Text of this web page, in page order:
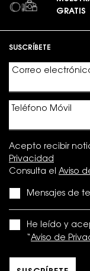
GRATIS
SUSCRÍBETE
Correo
Teléfono Móvil
Acepto recibir
Privacidad
Consulta el Aviso
Mensajes de
He leído y
Aviso de